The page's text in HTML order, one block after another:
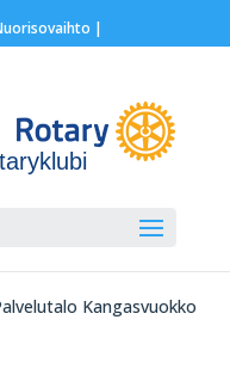
|
Kangasvuokko